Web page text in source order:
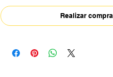
Realizar compra